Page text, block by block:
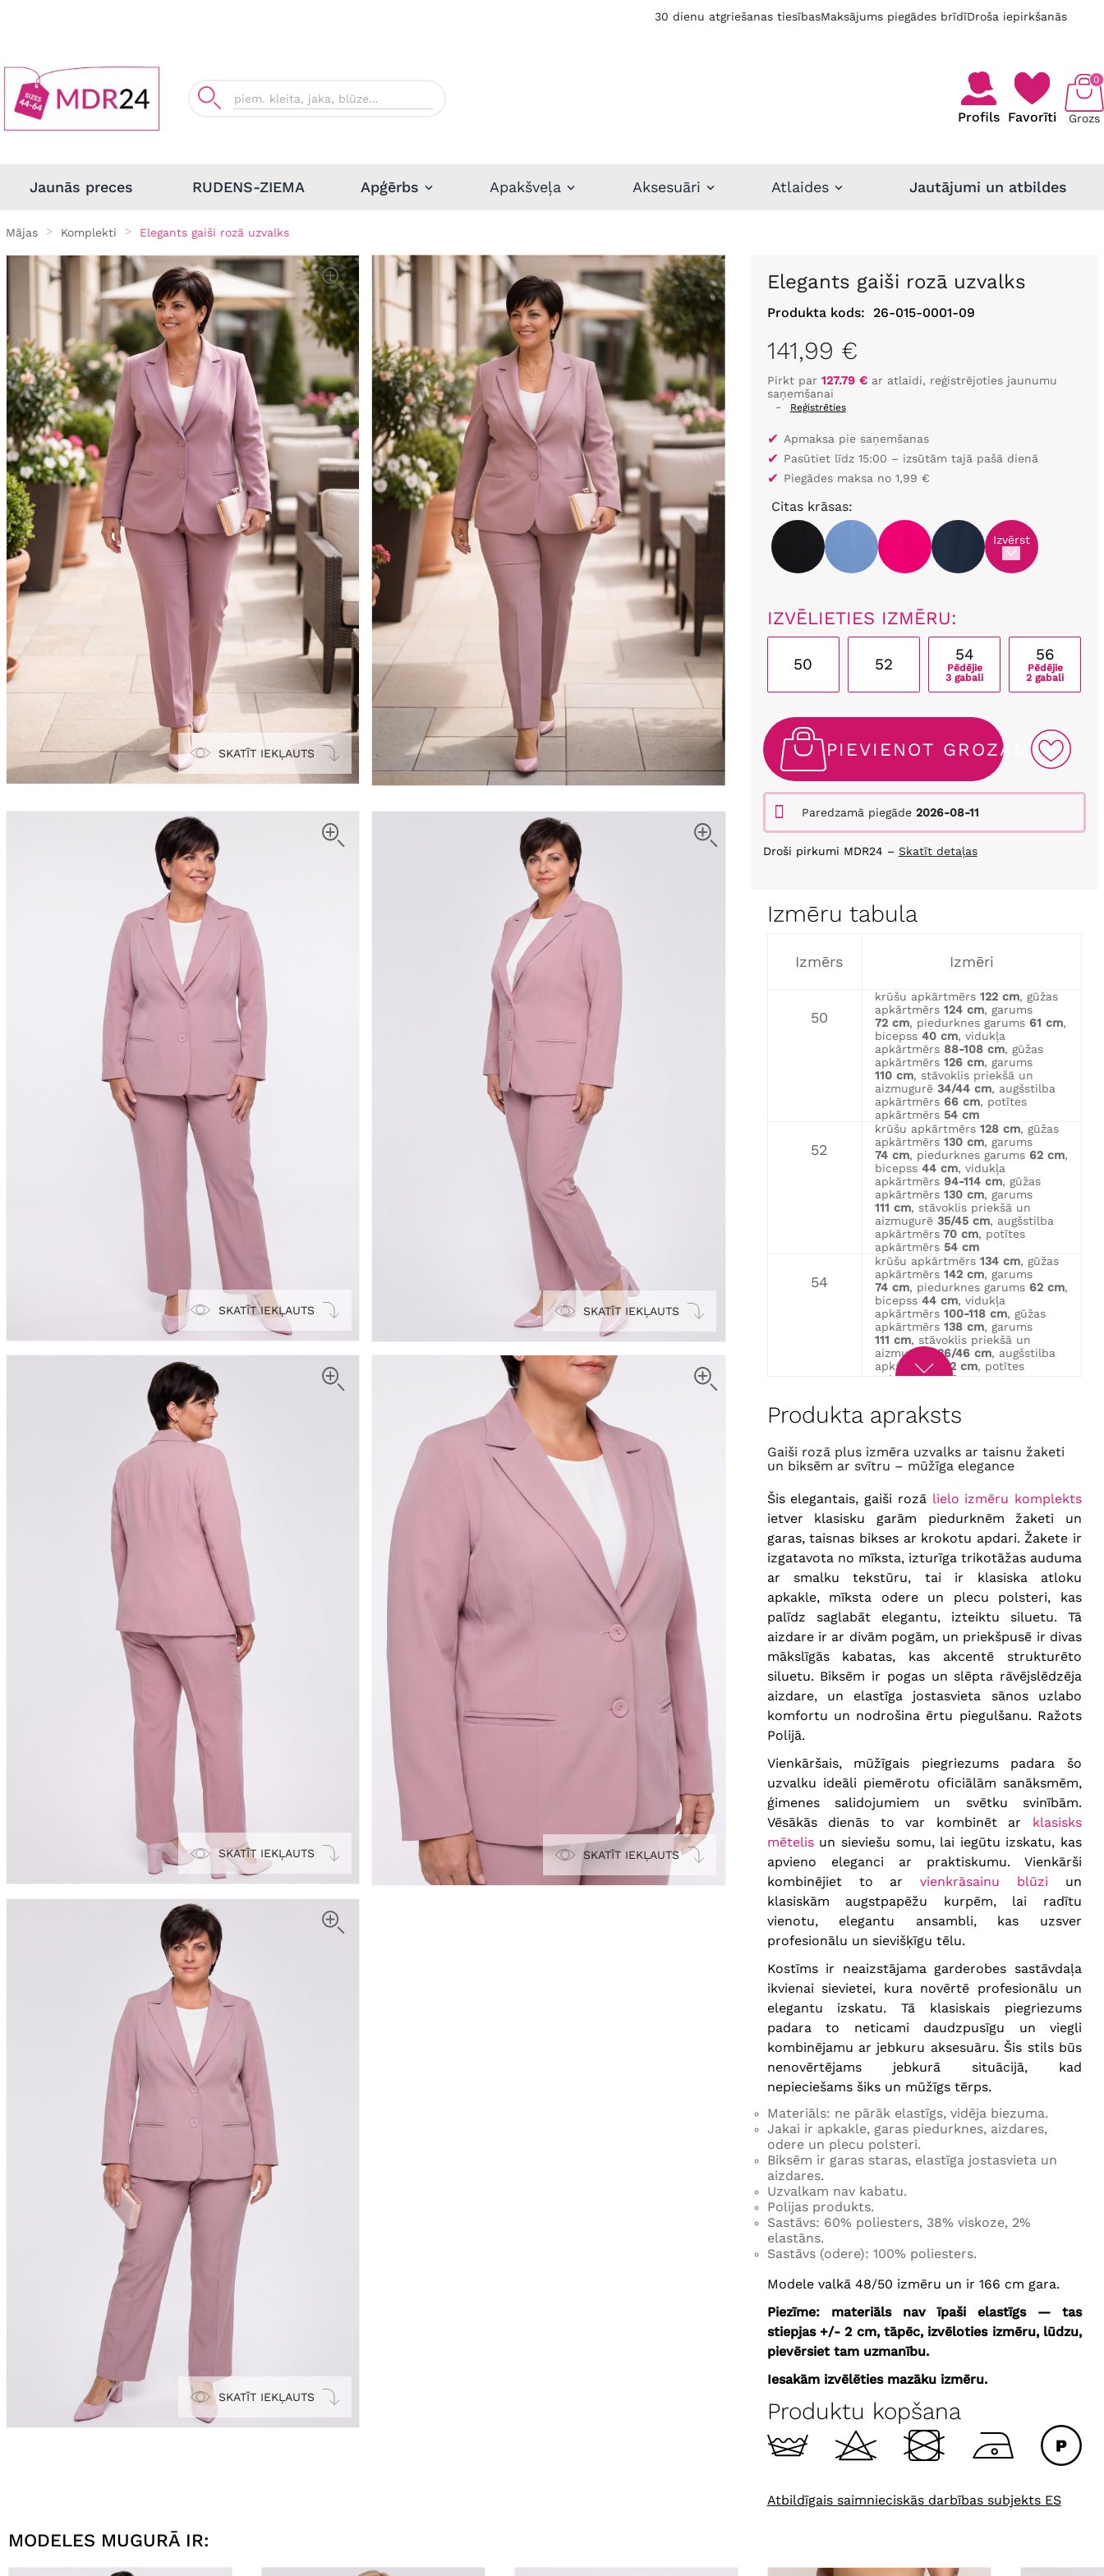
30 dienu atgriešanas tiesībasMaksājums piegādes brīdīDroša iepirkšanās
Profils Favorīti Grozs
0
Jaunās preces RUDENS-ZIEMA Apģērbs Apakšveļa Aksesuāri Atlaides Jautājumi un atbildes
Mājas Komplekti Elegants gaiši rozā uzvalks
SKATĪT IEKĻAUTS
SKATĪT IEKĻAUTS SKATĪT IEKĻAUTS
SKATĪT IEKĻAUTS SKATĪT IEKĻAUTS
SKATĪT IEKĻAUTS
Elegants gaiši rozā uzvalks
Produkta kods: 26-015-0001-09
141,99 €
Pirkt par 127.79 €ar atlaidi, reģistrējoties jaunumu
saņemšanai
-
Reģistrēties
✔ Apmaksa pie saņemšanas
✔ Pasūtiet līdz 15:00 – izsūtām tajā pašā dienā
✔ Piegādes maksa no 1,99 €
Citas krāsas:
Izvērst
IZVĒLIETIES IZMĒRU:
50 52
54
Pēdējie
3 gabali
56
Pēdējie
2 gabali
PIEVIENOT GROZAM
Paredzamā piegāde 2026-08-11
Droši pirkumi MDR24 – Skatīt detaļas
Izmēru tabula
Izmērs Izmēri
50
krūšu apkārtmērs 122 cm, gūžas
apkārtmērs 124 cm, garums
72 cm, piedurknes garums 61 cm,
bicepss 40 cm, vidukļa
apkārtmērs 88-108 cm, gūžas
apkārtmērs 126 cm, garums
110 cm, stāvoklis priekšā un
aizmugurē 34/44 cm, augšstilba
apkārtmērs 66 cm, potītes
apkārtmērs 54 cm
52
krūšu apkārtmērs 128 cm, gūžas
apkārtmērs 130 cm, garums
74 cm, piedurknes garums 62 cm,
bicepss 44 cm, vidukļa
apkārtmērs 94-114 cm, gūžas
apkārtmērs 130 cm, garums
111 cm, stāvoklis priekšā un
aizmugurē 35/45 cm, augšstilba
apkārtmērs 70 cm, potītes
apkārtmērs 54 cm
54
krūšu apkārtmērs 134 cm, gūžas
apkārtmērs 142 cm, garums
74 cm, piedurknes garums 62 cm,
bicepss 44 cm, vidukļa
apkārtmērs 100-118 cm, gūžas
apkārtmērs 138 cm, garums
111 cm, stāvoklis priekšā un
aizmugurē
36/46 cm, augšstilba
apkārtmērs
72 cm, potītes
apkārtmērs 56 cm
56
apkārtmērs
146 cm
76 cm, piedurknes garums
apkārtmērs 108-126 cm , gūžas
apkārtmērs 140 cm, garums
111 cm , stāvoklis priekšā un
uz augšu
72 cm , potītes
apkārtmērs
56 cm
Produkta apraksts
Gaiši rozā plus izmēra uzvalks ar taisnu žaketi
un biksēm ar svītru – mūžīga elegance
Šis elegantais, gaiši rozā lielo izmēru komplekts
ietver klasisku garām piedurknēm žaketi un
garas, taisnas bikses ar krokotu apdari. Žakete ir
izgatavota no mīksta, izturīga trikotāžas auduma
ar smalku tekstūru, tai ir klasiska atloku
apkakle, mīksta odere un plecu polsteri, kas
palīdz saglabāt elegantu, izteiktu siluetu. Tā
aizdare ir ar divām pogām, un priekšpusē ir divas
mākslīgās kabatas, kas akcentē strukturēto
siluetu. Biksēm ir pogas un slēpta rāvējslēdzēja
aizdare, un elastīga jostasvieta sānos uzlabo
komfortu un nodrošina ērtu piegulšanu. Ražots
Polijā.
Vienkāršais, mūžīgais piegriezums padara šo
uzvalku ideāli piemērotu oficiālām sanāksmēm,
ģimenes salidojumiem un svētku svinībām.
Vēsākās dienās to var kombinēt ar klasisks
mētelisun sieviešu somu, lai iegūtu izskatu, kas
apvieno eleganci ar praktiskumu. Vienkārši
kombinējiet to arvienkrāsainu blūzi un
klasiskām augstpapēžu kurpēm, lai radītu
vienotu, elegantu ansambli, kas uzsver
profesionālu un sievišķīgu tēlu.
Kostīms ir neaizstājama garderobes sastāvdaļa
ikvienai sievietei, kura novērtē profesionālu un
elegantu izskatu. Tā klasiskais
piegriezums
padara to neticami daudzpusīgu un viegli
kombinējamu ar jebkuru aksesuāru. Šis stils būs
nenovērtējams jebkurā situācijā, kad
nepieciešams šiks un mūžīgs tērps.
Materiāls: ne pārāk elastīgs, vidēja biezuma.
Jakai ir apkakle, garas piedurknes, aizdares,
odere un plecu polsteri.
Biksēm ir garas staras, elastīga jostasvieta un
aizdares.
Uzvalkam nav kabatu.
Polijas produkts.
Sastāvs: 60% poliesters, 38% viskoze, 2%
elastāns.
Sastāvs (odere): 100% poliesters.
Modele valkā 48/50 izmēru un ir 166 cm gara.
Piezīme: materiāls nav īpaši elastīgs — tas
stiepjas +/- 2 cm, tāpēc, izvēloties izmēru, lūdzu,
pievērsiet tam uzmanību.
Iesakām izvēlēties mazāku izmēru.
Produktu kopšana
Atbildīgais saimnieciskās darbības subjekts ES
MODELES MUGURĀ IR: